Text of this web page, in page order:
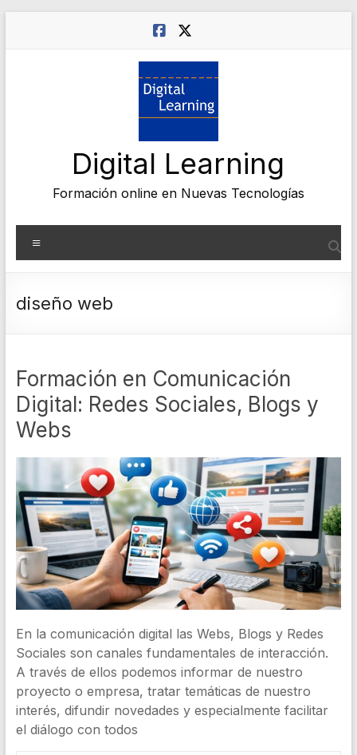
Digital Learning
Formación online en Nuevas Tecnologías
diseño web
Formación en Comunicación
Digital: Redes Sociales, Blogs y
Webs
En la comunicación digital las Webs, Blogs y Redes
Sociales son canales fundamentales de interacción.
A través de ellos podemos informar de nuestro
proyecto o empresa, tratar temáticas de nuestro
interés, difundir novedades y especialmente facilitar
el diálogo con todos